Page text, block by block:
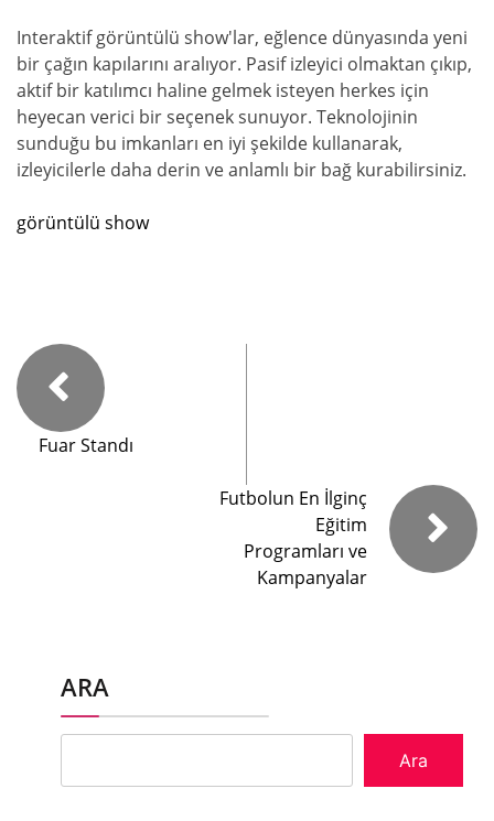
Interaktif görüntülü show'lar, eğlence dünyasında yeni
bir çağın kapılarını aralıyor. Pasif izleyici olmaktan çıkıp,
aktif bir katılımcı haline gelmek isteyen herkes için
heyecan verici bir seçenek sunuyor. Teknolojinin
sunduğu bu imkanları en iyi şekilde kullanarak,
izleyicilerle daha derin ve anlamlı bir bağ kurabilirsiniz.
görüntülü show
Fuar Standı
Futbolun En İlginç
Eğitim
Programları ve
Kampanyalar
ARA
Ara